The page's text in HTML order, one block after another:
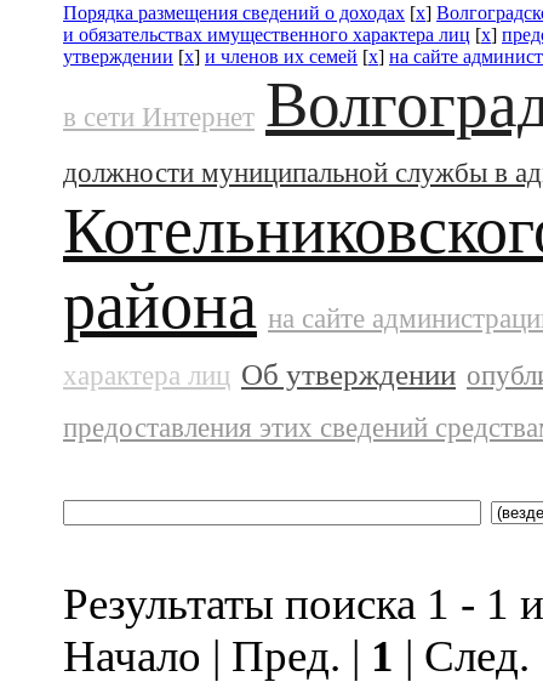
Порядка размещения сведений о доходах [x]
и обязательствах имущественного характера лиц [x]
утверждении [x] и членов их семей [x] на сайте
в сети Интернет
должности муниципальной службы в
района на сайте
характера лиц Об утверждении
предоставления этих сведений
Результаты поиска 1 - 1
Начало | Пред. | 1 |